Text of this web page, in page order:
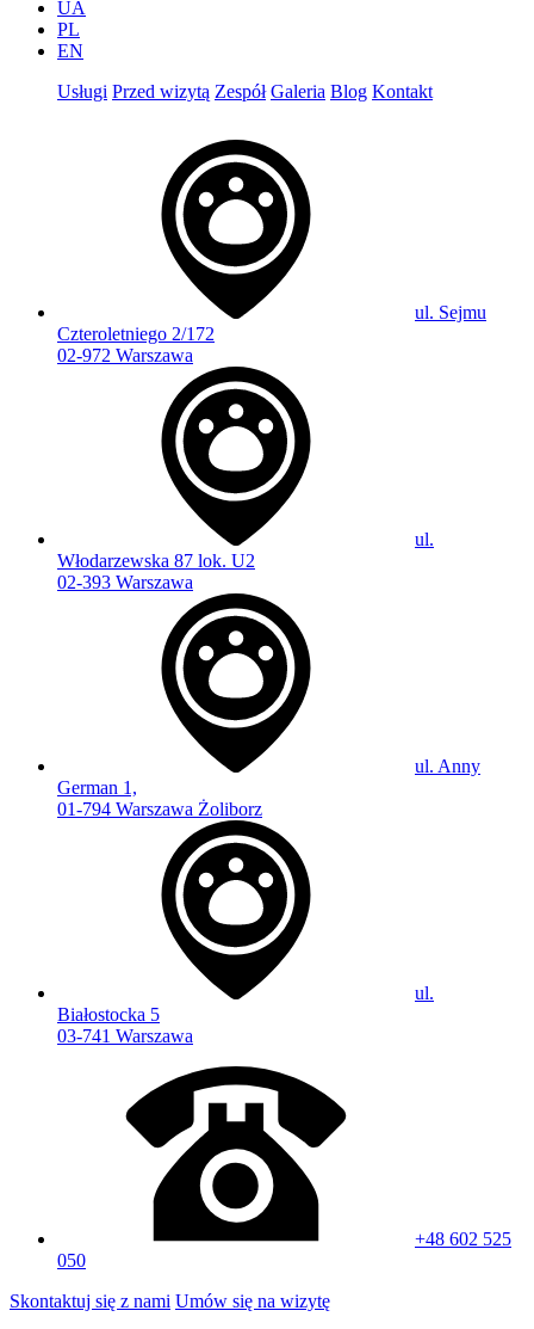
UA
PL
EN
Usługi Przed wizytą Zespół Galeria Blog Kontakt
ul. Sejmu
Czteroletniego 2/172
02-972 Warszawa
ul.
Włodarzewska 87 lok. U2
02-393 Warszawa
ul. Anny
German 1,
01-794 Warszawa Żoliborz
ul.
Białostocka 5
03-741 Warszawa
+48 602 525
050
Skontaktuj się z nami Umów się na wizytę